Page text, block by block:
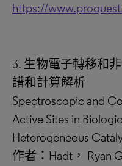
https://
3. 生物電子轉移和
譜和計算解析
Spectroscopic and
Active Sites in
Heterogeneous
作者：Hadt， Ryan